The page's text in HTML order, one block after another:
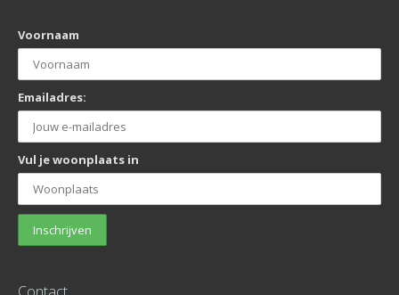
Voornaam
Emailadres:
Vul je woonplaats in